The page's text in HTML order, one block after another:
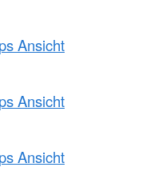
Ansicht
Ansicht
Ansicht